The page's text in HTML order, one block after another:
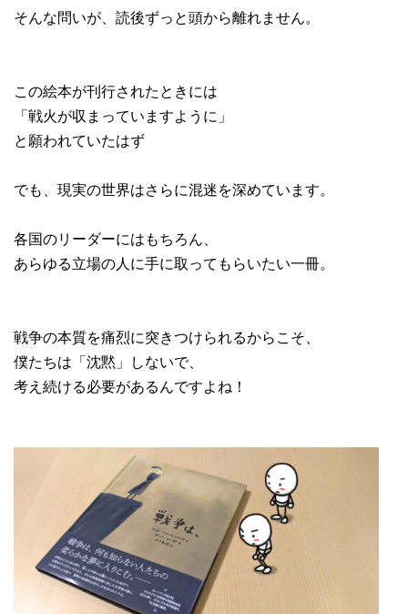
そんな問いが、読後ずっと頭から離れません。
この絵本が刊行されたときには
「戦火が収まっていますように」
と願われていたはず
でも、現実の世界はさらに混迷を深めています。
各国のリーダーにはもちろん、
あらゆる立場の人に手に取ってもらいたい一冊。
戦争の本質を痛烈に突きつけられるからこそ、
僕たちは「沈黙」しないで、
考え続ける必要があるんですよね！